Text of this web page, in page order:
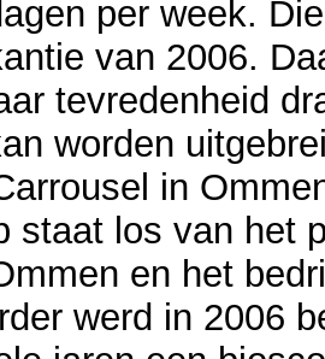
per week.
van 2006.
tevredenheid
worden
in
staat los van het
en het
werd in 2006